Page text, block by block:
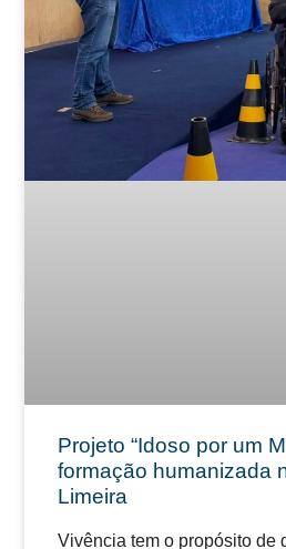
Projeto “Idoso por um
formação humanizada
Limeira
Vivência tem o propósito de